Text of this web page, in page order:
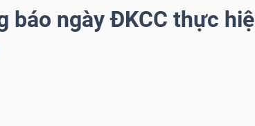
báo ngày ĐKCC thực